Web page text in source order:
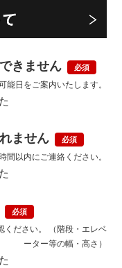
きません
日をご案内いたします。
ません
間以内にご連絡ください。
ください。 （階段・エレベ
ーター等の幅・高さ）